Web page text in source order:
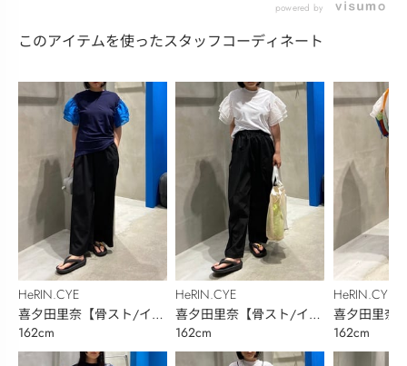
powered by
このアイテムを使ったスタッフコーディネート
HeRIN.CYE
喜夕田里奈【骨スト/イエ
ベ秋】
162cm
HeRIN.CYE
喜夕田里奈【骨スト/イエ
ベ秋】
162cm
HeRIN.CYE
喜夕田里奈
ベ秋】
162cm